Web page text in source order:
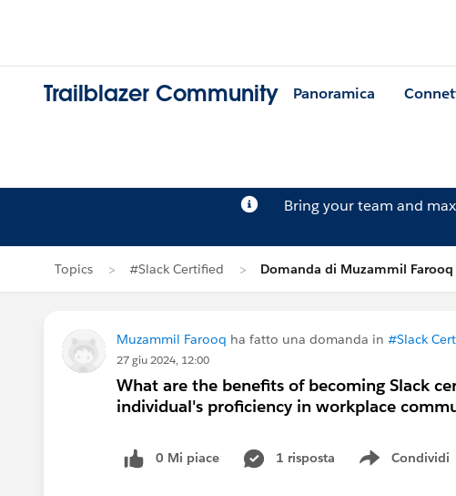
Trailblazer Community Panoramica
Bring your team and
Topics #Slack Certified Domanda di Muzammil Farooq
Muzammil Farooq ha fatto una domanda in #Slack
27 giu 2024, 12:00
What are the benefits of becoming Slack
individual's proficiency in workplace
0 Mi piace 1 risposta Condividi
Show menu